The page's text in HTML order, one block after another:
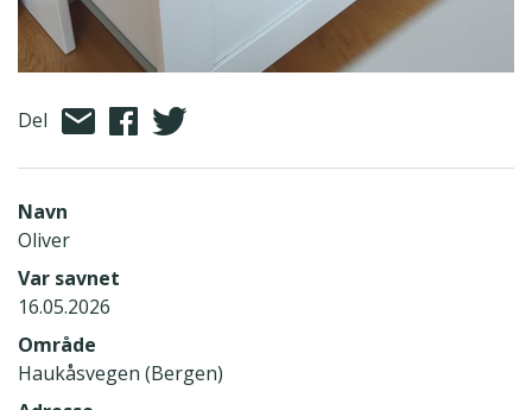
Del
Navn
Oliver
Var savnet
16.05.2026
Område
Haukåsvegen (Bergen)